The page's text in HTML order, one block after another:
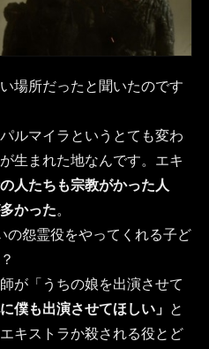
場所だったと聞いたのです
ルマイラというとても変わ
生まれた地なんです。エキ
人たちも宗教がかった人
かった。
の怨霊役をやってくれる子ど
が「うちの娘を出演させて
に僕も出演させてほしい」 と
キストラか殺される役とど